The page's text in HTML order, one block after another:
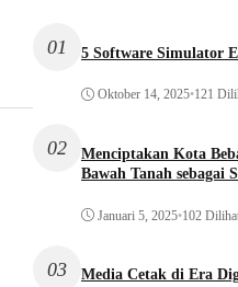
01 5 Software Simulator
Oktober 14, 2025•121
02
Menciptakan Kota
Bawah Tanah sebagai
Januari 5, 2025•102
03
Media Cetak di Era